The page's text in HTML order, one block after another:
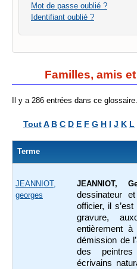
Mot de passe oublié ?
Identifiant oublié ?
Familles, amis
Il y a 286 entrées dans ce glossaire.
ToutA B C D E F G H I J K L
Terme
JEANNIOT,
georges
JEANNIOT,
dessinateur
officier, il
gravure,
entièrement
démission de
des
écrivains